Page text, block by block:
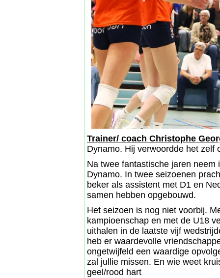
Trainer/ coach Christophe
Dynamo. Hij verwoordde het zelf
Na twee fantastische jaren
Dynamo. In twee seizoenen
beker als assistent met D1 en
samen hebben opgebouwd.
Het seizoen is nog niet voorbij.
kampioenschap en met de U18
uithalen in de laatste vijf
heb er waardevolle
ongetwijfeld een waardige
zal jullie missen. En wie weet
geel/rood hart